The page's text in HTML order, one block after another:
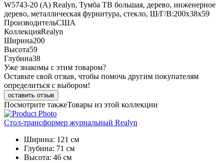
W5743-20 (A) Realyn, Тумба ТВ большая, дерево, инженерное
дерево, металлическая фурнитура, стекло, Ш/Г/В:200х38х59
ПроизводительСША
КоллекцияRealyn
Ширина200
Высота59
Глубина38
Уже знакомы с этим товаром?
Оставьте свой отзыв, чтобы помочь другим покупателям
определиться с выбором!
оставить отзыв
Посмотрите такжеТовары из этой коллекции
Стол-трансформер журнальный Realyn
Ширина: 121 см
Глубина: 71 см
Высота: 46 см